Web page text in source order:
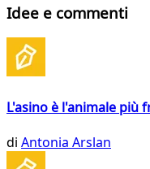
Idee e commenti
L'asino è l'animale più
di Antonia Arslan